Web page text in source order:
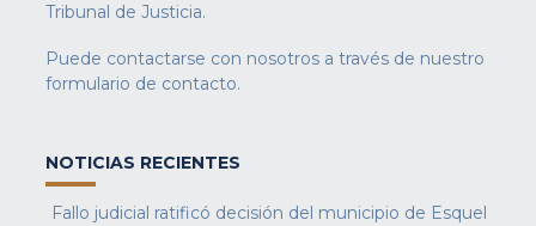
Tribunal de Justicia.
Puede contactarse con nosotros a través de nuestro
formulario de contacto.
NOTICIAS RECIENTES
Fallo judicial ratificó decisión del municipio de Esquel